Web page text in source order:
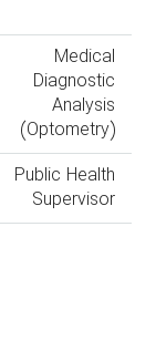
Medical
Diagnostic
Analysis
(Optometry)
Public Health
Supervisor